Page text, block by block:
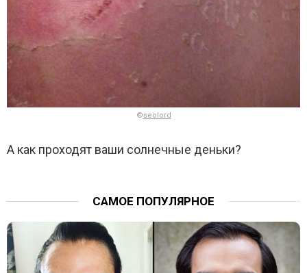
©seolord
А как проходят ваши солнечные деньки?
САМОЕ ПОПУЛЯРНОЕ